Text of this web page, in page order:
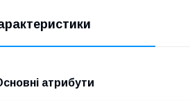
атрибути